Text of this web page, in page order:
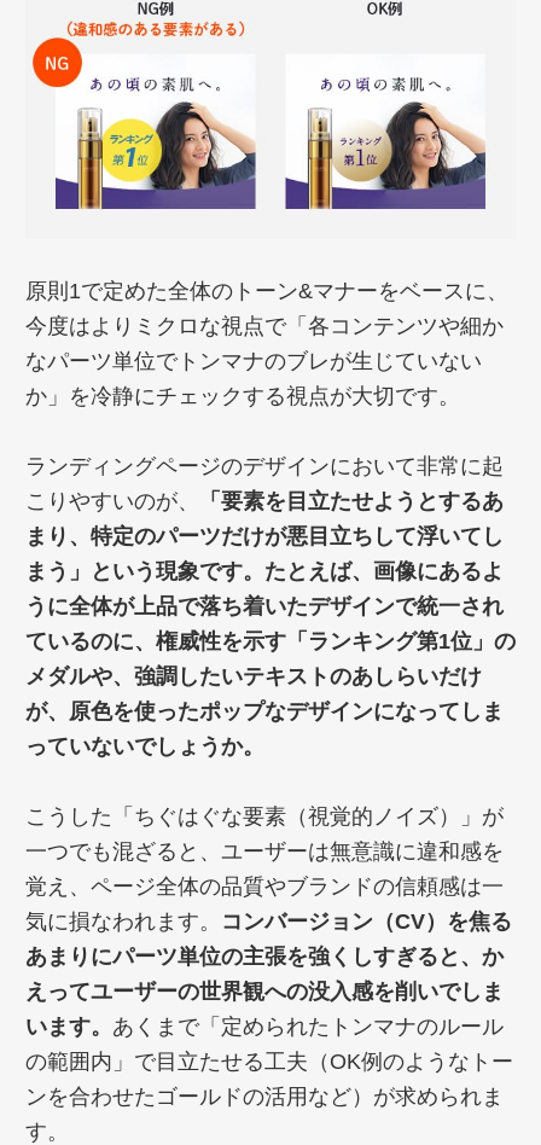
原則1で定めた全体のトーン&マナーをベースに、
今度はよりミクロな視点で「各コンテンツや細か
なパーツ単位でトンマナのブレが生じていない
か」を冷静にチェックする視点が大切です。
ランディングページのデザインにおいて非常に起
こりやすいのが、
「要素を目立たせようとするあ
まり、特定のパーツだけが悪目立ちして浮いてし
まう」という現象です。たとえば、画像にあるよ
うに全体が上品で落ち着いたデザインで統一され
ているのに、権威性を示す「ランキング第1位」の
メダルや、強調したいテキストのあしらいだけ
が、原色を使ったポップなデザインになってしま
っていないでしょうか。
こうした「ちぐはぐな要素（視覚的ノイズ）」が
一つでも混ざると、ユーザーは無意識に違和感を
覚え、ページ全体の品質やブランドの信頼感は一
気に損なわれます。 コンバージョン（CV）を焦る
あまりにパーツ単位の主張を強くしすぎると、か
えってユーザーの世界観への没入感を削いでしま
います。 あくまで「定められたトンマナのルール
の範囲内」で目立たせる工夫（OK例のようなトー
ンを合わせたゴールドの活用など）が求められま
す。